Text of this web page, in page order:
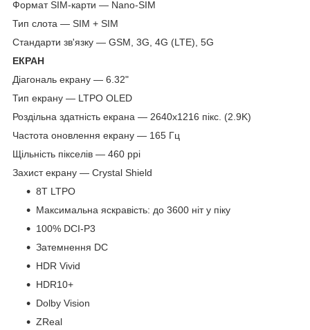
Формат SIM-карти — Nano-SIM
Тип слота — SIM + SIM
Стандарти зв'язку — GSM, 3G, 4G (LTE), 5G
ЕКРАН
Діагональ екрану — 6.32"
Тип екрану — LTPO OLED
Роздільна здатність екрана — 2640х1216 пікс. (2.9K)
Частота оновлення екрану — 165 Гц
Щільність пікселів — 460 ppi
Захист екрану — Crystal Shield
8T LTPO
Максимальна яскравість: до 3600 ніт у піку
100% DCI-P3
Затемнення DC
HDR Vivid
HDR10+
Dolby Vision
ZReal